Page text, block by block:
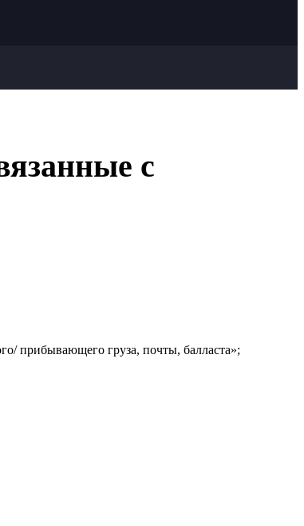
с
прибывающего груза, почты, балласта»;